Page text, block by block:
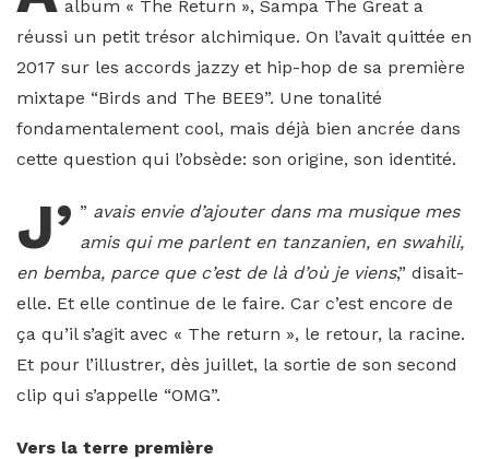
album « The Return », Sampa The Great a
réussi un petit trésor alchimique. On l’avait quittée en
2017 sur les accords jazzy et hip-hop de sa première
mixtape “Birds and The BEE9”. Une tonalité
fondamentalement cool, mais déjà bien ancrée dans
cette question qui l’obsède: son origine, son identité.
”
J’
avais envie d’ajouter dans ma musique mes
amis qui me parlent en tanzanien, en swahili,
en bemba, parce que c’est de là d’où je viens,” disait-
elle. Et elle continue de le faire. Car c’est encore de
ça qu’il s’agit avec « The return », le retour, la racine.
Et pour l’illustrer, dès juillet, la sortie de son second
clip qui s’appelle “OMG”.
Vers la terre première